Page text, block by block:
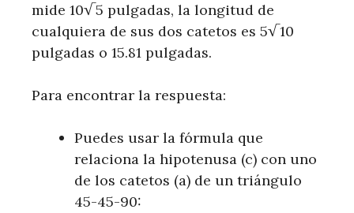
mide 10√5 pulgadas, la longitud de
cualquiera de sus dos catetos es 5√10
pulgadas o 15.81 pulgadas.
Para encontrar la respuesta:
Puedes usar la fórmula que
relaciona la hipotenusa (c) con uno
de los catetos (a) de un triángulo
45-45-90: